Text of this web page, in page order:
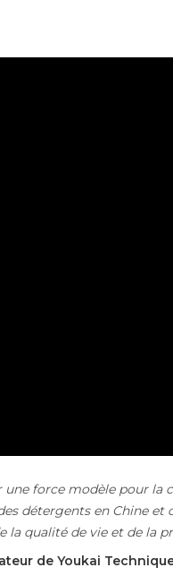
une force modèle pour la
détergents en Chine et
la qualité de vie et de la
des personnes.
de Youkai